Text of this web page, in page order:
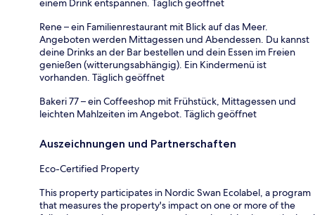
einem Drink entspannen. Täglich geöffnet
Rene – ein Familienrestaurant mit Blick auf das Meer.
Angeboten werden Mittagessen und Abendessen. Du kannst
deine Drinks an der Bar bestellen und dein Essen im Freien
genießen (witterungsabhängig). Ein Kindermenü ist
vorhanden. Täglich geöffnet
Bakeri 77 – ein Coffeeshop mit Frühstück, Mittagessen und
leichten Mahlzeiten im Angebot. Täglich geöffnet
Auszeichnungen und Partnerschaften
Eco-Certified Property
This property participates in Nordic Swan Ecolabel, a program
that measures the property's impact on one or more of the